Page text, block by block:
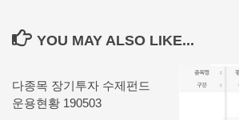
YOU MAY ALSO LIKE...
다종목 장기투자 수제펀드
운용현황 190503